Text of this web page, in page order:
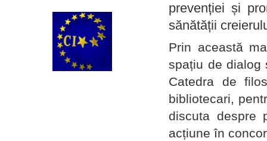
prevenției și
sănătății
Prin această
spațiu de dialog
Catedra de
bibliotecari,
discuta despre
acțiune în